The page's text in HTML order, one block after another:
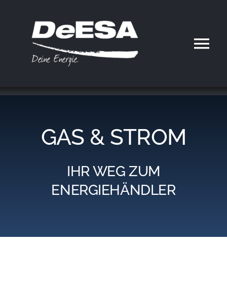
Geschäftsfelder
Partner werden
GAS & STROM
IHR WEG ZUM
ENERGIEHÄNDLER